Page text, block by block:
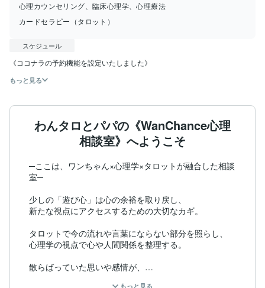
心理カウンセリング、臨床心理学、心理療法
カードセラピー（タロット）
スケジュール
《ココナラの予約機能を設定いたしました》
もっと見る
わんタロとパパの《WanChance心理
相談室》へようこそ
─ここは、ワンちゃん×心理学×タロットが融合した相談
室─
少しの「遊び心」は心の余裕を取り戻し、
新たな視点にアクセスするための大切なカギ。
タロットで今の流れや言葉にならない部分を照らし、
心理学の視点で心や人間関係を整理する。
散らばっていた思いや感情が、
もっと見る